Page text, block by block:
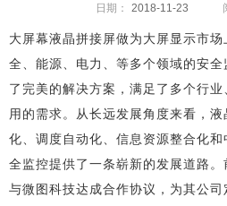
日期： 2018-11-23
大屏幕液晶拼接屏做为大屏显示市
全、能源、电力、等多个领域的安
了完美的解决方案，满足了多个行
用的需求。从长远发展角度来看，
化、调度自动化、信息资源整合化
全监控提供了一条崭新的发展道路。
与微图科技达成合作协议，为其公司